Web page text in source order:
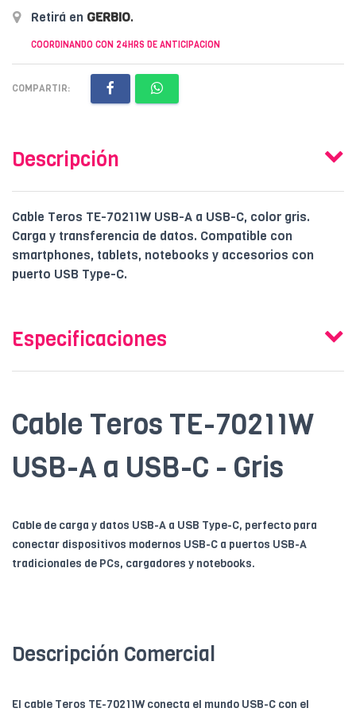
Retirá en GERBIO.
COORDINANDO CON 24HRS DE ANTICIPACION
COMPARTIR:
Descripción
Cable Teros TE-70211W USB-A a USB-C, color gris.
Carga y transferencia de datos. Compatible con
smartphones, tablets, notebooks y accesorios con
puerto USB Type-C.
Especificaciones
Cable Teros TE-70211W
USB-A a USB-C - Gris
Cable de carga y datos USB-A a USB Type-C, perfecto para
conectar dispositivos modernos USB-C a puertos USB-A
tradicionales de PCs, cargadores y notebooks.
Descripción Comercial
El cable Teros TE-70211W conecta el mundo USB-C con el